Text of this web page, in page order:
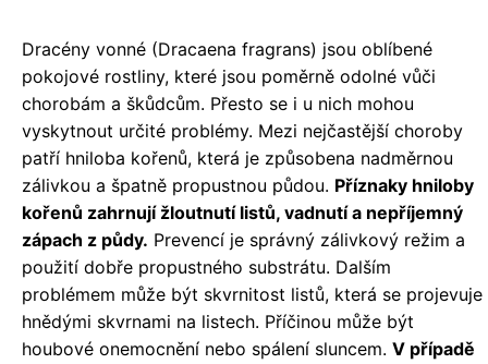
Dracény vonné (Dracaena fragrans) jsou oblíbené
pokojové rostliny, které jsou poměrně odolné vůči
chorobám a škůdcům. Přesto se i u nich mohou
vyskytnout určité problémy. Mezi nejčastější choroby
patří hniloba kořenů, která je způsobena nadměrnou
zálivkou a špatně propustnou půdou. Příznaky hniloby
kořenů zahrnují žloutnutí listů, vadnutí a nepříjemný
zápach z půdy. Prevencí je správný zálivkový režim a
použití dobře propustného substrátu. Dalším
problémem může být skvrnitost listů, která se projevuje
hnědými skvrnami na listech. Příčinou může být
houbové onemocnění nebo spálení sluncem. V případě